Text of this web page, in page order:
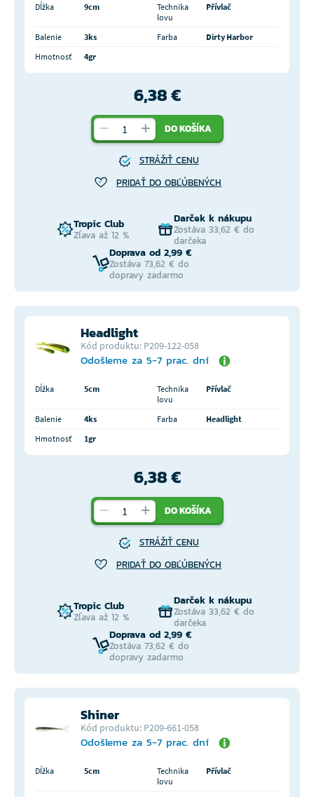
Dĺžka 9cm
Technika
lovu
Přívlač
Balenie 3ks Farba
Dirty Harbor
Hmotnosť
4gr
6,38 €
DO KOŠÍKA
STRÁŽIŤ CENU
PRIDAŤ DO OBĽÚBENÝCH
Tropic Club
Zľava až 12 %
Darček k nákupu
Zostáva 33,62 € do
darčeka
Doprava od 2,99 €
Zostáva 73,62 € do
dopravy zadarmo
Headlight
Kód produktu: P209-122-058
Odošleme za 5-7 prac. dní
Dĺžka 5cm
Technika
lovu
Přívlač
Balenie 4ks Farba
Headlight
Hmotnosť
1gr
6,38 €
DO KOŠÍKA
STRÁŽIŤ CENU
PRIDAŤ DO OBĽÚBENÝCH
Tropic Club
Zľava až 12 %
Darček k nákupu
Zostáva 33,62 € do
darčeka
Doprava od 2,99 €
Zostáva 73,62 € do
dopravy zadarmo
Shiner
Kód produktu: P209-661-058
Odošleme za 5-7 prac. dní
Dĺžka 5cm
Technika
lovu
Přívlač